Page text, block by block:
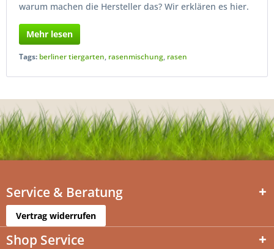
warum machen die Hersteller das? Wir erklären es hier.
Mehr lesen
Tags: berliner tiergarten, rasenmischung, rasen
Service & Beratung
Vertrag widerrufen
Shop Service